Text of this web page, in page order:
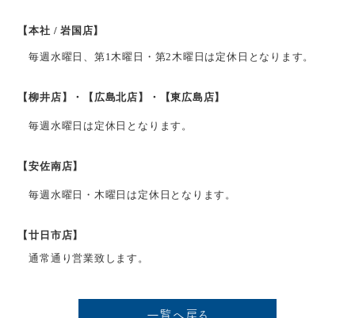
【本社 / 岩国店】
毎週水曜日、第1木曜日・第2木曜日は定休日となります。
【柳井店】・【広島北店】・【東広島店】
毎週水曜日は定休日となります。
【安佐南店】
毎週水曜日・木曜日は定休日となります。
【廿日市店】
通常通り営業致します。
一覧へ戻る